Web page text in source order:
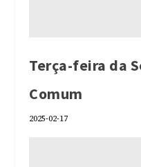
Terça-feira da
Comum
2025-02-17